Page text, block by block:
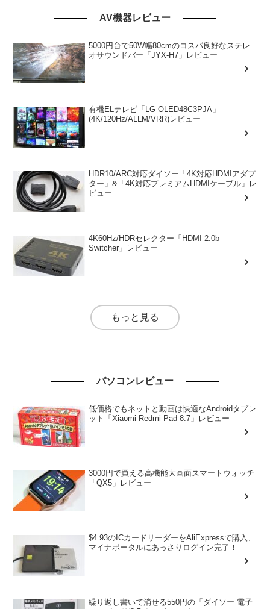
AV機器レビュー
5000円台で50W幅80cmのコスパ良好なステレ
オサウンドバー「JYX-H7」レビュー
有機ELテレビ「LG OLED48C3PJA」
(4K/120Hz/ALLM/VRR)レビュー
HDR10/ARC対応ダイソー「4K対応HDMIアダプ
ター」&「4K対応プレミアムHDMIケーブル」レ
ビュー
4K60Hz/HDRセレクター「HDMI 2.0b
Switcher」レビュー
もっと見る
パソコンレビュー
低価格でもネットと動画は快適なAndroidタブレ
ット「Xiaomi Redmi Pad 8.7」レビュー
3000円で買える高機能大画面スマートウォッチ
「QX5」レビュー
$4.93のICカードリーダーをAliExpressで購入、
マイナポータルにあっさりログイン完了！
繰り返し書いて消せる550円の「ダイソー 電子